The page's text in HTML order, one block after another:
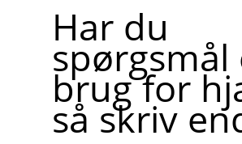
Har du
spørgsmål
brug for
så skriv